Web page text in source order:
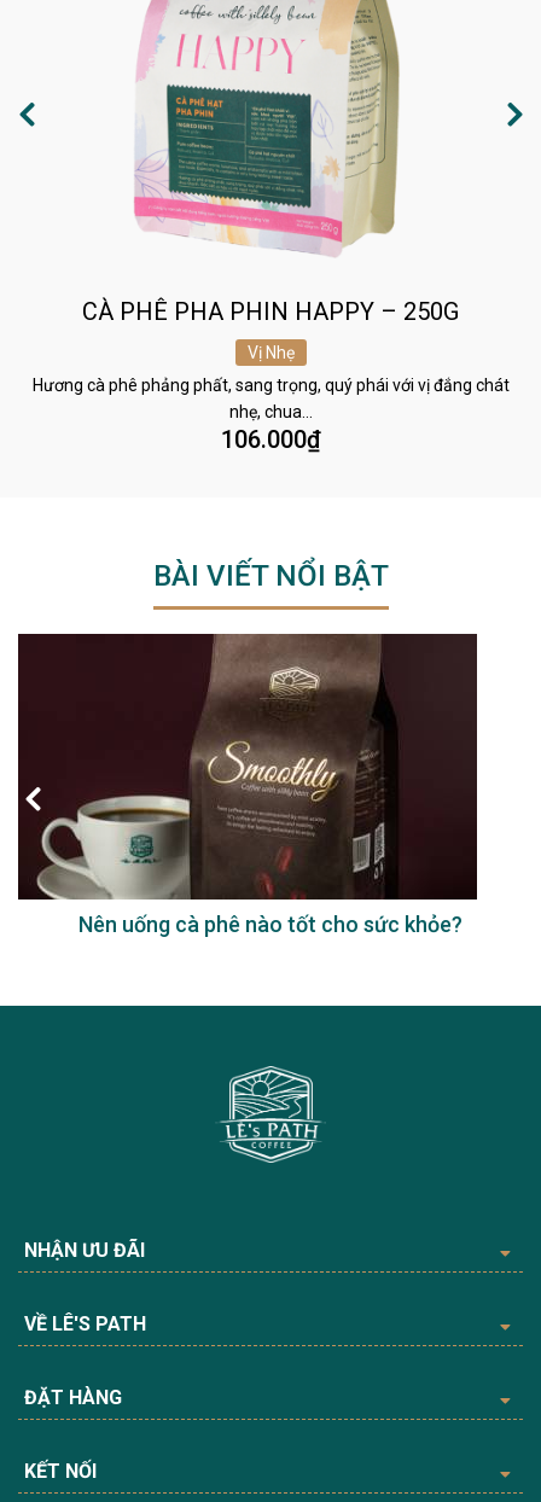
CÀ PHÊ PHA PHIN HAPPY – 250G
Vị Nhẹ
Hương cà phê phảng phất, sang trọng, quý phái với vị đắng chát
nhẹ, chua…
106.000₫
BÀI VIẾT NỔI BẬT
Nên uống cà phê nào tốt cho sức khỏe?
NHẬN ƯU ĐÃI
VỀ LÊ'S PATH
ĐẶT HÀNG
KẾT NỐI